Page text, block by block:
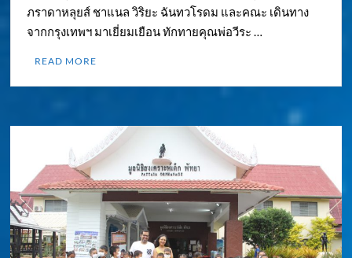
ภราดาหลุยส์ ชาแนล วิริยะ ฉันทวโรดม และคณะ เดินทาง
จากกรุงเทพฯ มาเยี่ยมเยือน ทักทายคุณพ่อวีระ …
READ MORE